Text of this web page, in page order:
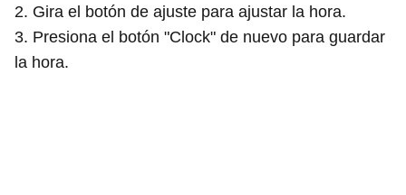
2. Gira el botón de ajuste para ajustar la hora.
3. Presiona el botón "Clock" de nuevo para guardar
la hora.